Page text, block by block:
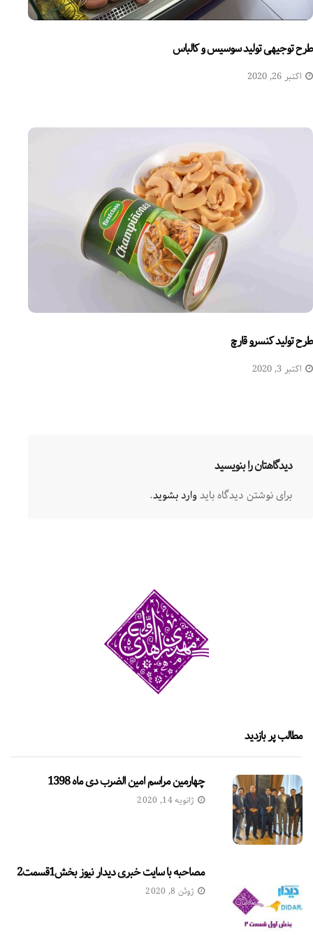
طرح توجیهی تولید سوسیس و کالباس
اکتبر 26, 2020
طرح تولید کنسرو قارچ
اکتبر 3, 2020
دیدگاهتان را بنویسید
برای نوشتن دیدگاه بایدوارد بشوید.
مطالب پر بازدید
چهارمین مراسم امین الضرب دی ماه 1398
ژانویه 14, 2020
مصاحبه با سایت خبری دیدار نیوز بخش1قسمت2
ژوئن 8, 2020